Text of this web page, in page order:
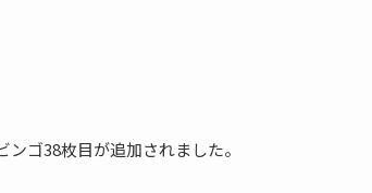
ゴ38枚目が追加されました。